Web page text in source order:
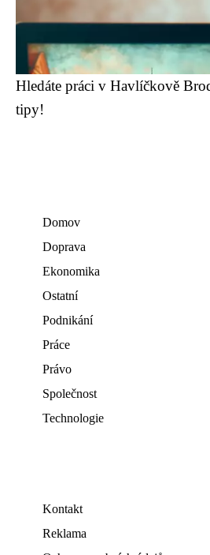
Hledáte práci v Havlíčkově
tipy!
Domov
Doprava
Ekonomika
Ostatní
Podnikání
Práce
Právo
Společnost
Technologie
Kontakt
Reklama